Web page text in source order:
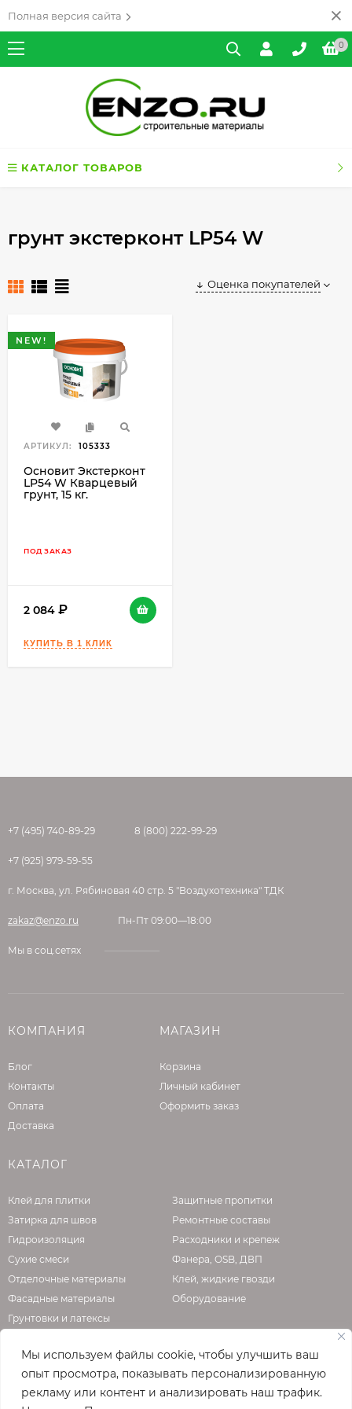
Мы используем файлы cookie, чтобы улучшить ваш
опыт просмотра, показывать персонализированную
рекламу или контент и анализировать наш трафик.
Полная версия сайта
0
КАТАЛОГ ТОВАРОВ
грунт экстерконт LP54 W
Оценка покупателей
NEW!
АРТИКУЛ: 105333
Основит Экстерконт
LP54 W Кварцевый
грунт, 15 кг.
ПОД ЗАКАЗ
2 084
+7 (495) 740-89-29 8 (800) 222-99-29
+7 (925) 979-59-55
г. Москва, ул. Рябиновая 40 стр. 5 "Воздухотехника" ТДК
zakaz@enzo.ru Пн-Пт 09:00—18:00
Мы в соц.сетях
КОМПАНИЯ
Блог
Контакты
Оплата
Доставка
МАГАЗИН
Корзина
Личный кабинет
Оформить заказ
КАТАЛОГ
Клей для плитки
Затирка для швов
Гидроизоляция
Сухие смеси
Отделочные материалы
Фасадные материалы
Грунтовки и латексы
Защитные пропитки
Ремонтные составы
Расходники и крепеж
Фанера, OSB, ДВП
Клей, жидкие гвозди
Оборудование
О КОМПАНИИ